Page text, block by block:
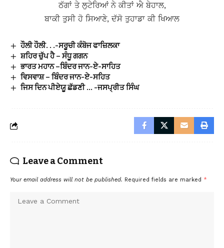
ਠੱਗਾਂ ਤੇ ਲੁਟੇਰਿਆਂ ਨੇ ਕੀਤਾਂ ਐ ਬੇਹਾਲ,
ਬਾਕੀ ਤੁਸੀ ਹੋ ਸਿਆਣੇ, ਦੱਸੋ ਤੁਹਾਡਾ ਕੀ ਖਿਆਲ
ਹੌਲੀ ਹੌਲੀ. . .-ਸਰੂਚੀ ਕੰਬੋਜ ਫਾਜ਼ਿਲਕਾ
ਸ਼ਹਿਰ ਚੁੱਪ ਹੈ – ਸੰਧੂ ਗਗਨ
ਭਾਰਤ ਮਹਾਨ –ਬਿੰਦਰ ਜਾਨ-ਏ-ਸਾਹਿਤ
ਵਿਸਵਾਸ਼ – ਬਿੰਦਰ ਜਾਨ-ਏ-ਸਹਿਤ
ਜਿਸ ਦਿਨ ਪੀਏਯੂ ਛੱਡਣੀ … -ਜਸਪ੍ਰੀਤ ਸਿੰਘ
Leave a Comment
Your email address will not be published. Required fields are marked *